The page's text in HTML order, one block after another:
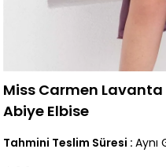
Miss Carmen Lavanta
Abiye Elbise
Tahmini Teslim Süresi : Aynı